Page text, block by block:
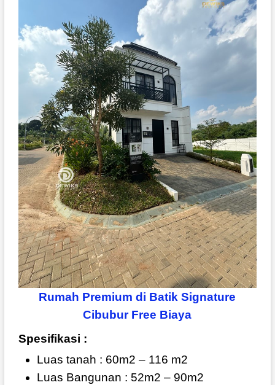
Rumah Premium di Batik Signature
Cibubur Free Biaya
Spesifikasi :
Luas tanah : 60m2 – 116 m2
Luas Bangunan : 52m2 – 90m2